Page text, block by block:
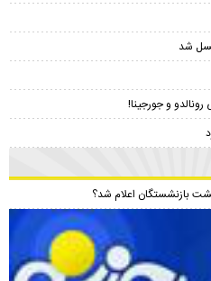
شد
و جورجینا!
بازنشستگان اعلام شد؟